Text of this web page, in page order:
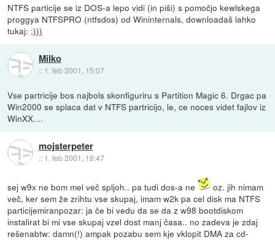
NTFS particije se iz DOS-a lepo vidi (in piši) s pomočjo kewlskega
proggya NTFSPRO (ntfsdos) od Wininternals, downloadaš lahko
tukaj: ;)))
Milko
:: 1. feb 2001, 15:07
Vse partricije bos najbols skonfiguriru s Partition Magic 6. Drgac pa
Win2000 se splaca dat v NTFS partricijo, le, ce noces videt fajlov iz
WinXX....
mojsterpeter
:: 1. feb 2001, 18:47
sej w9x ne bom mel več spljoh.. pa tudi dos-a ne
oz. jih nimam
več, ker sem že zrihtu vse skupaj, imam w2k pa cel disk ma NTFS
particijemiranpozar: ja če bi vedu da se da z w98 bootdiskom
instalirat bi mi vse skupaj vzel dost manj časa.. no zadeva je zdaj
rešenabtw: damn(!) ampak pozabu sem kje vklopit DMA za cd-